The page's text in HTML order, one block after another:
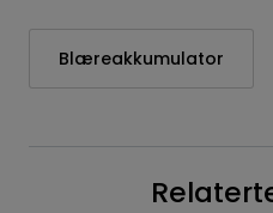
Blæreakkumulator